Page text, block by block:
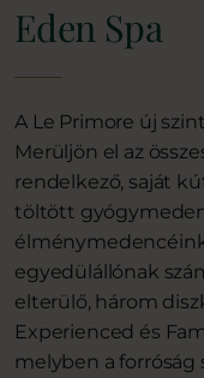
Eden Spa
A Le Primore új
Merüljön el az
rendelkező, saját
töltött
egyedülállónak
elterülő, három
Experienced és
melyben a